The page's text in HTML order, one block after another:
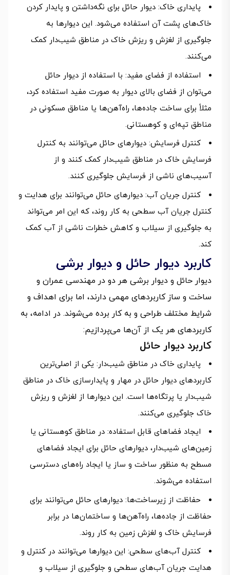
پایداری خاک: دیوار حائل برای نگه‌داشتن و پایدار کردن
خاک‌های پشت آن استفاده می‌شود. این دیوارها به
جلوگیری از لغزش و ریزش خاک در مناطق شیب‌دار کمک
می‌کنند.
استفاده از فضای مفید: با استفاده از دیوار حائل
می‌توان از فضای بالای دیوار به صورت مفید استفاده کرد،
مثلاً برای ساخت جاده‌ها، راه‌آهن‌ها یا مناطق مسکونی در
مناطق تپه‌ای و کوهستانی.
کنترل فرسایش: دیوارهای حائل می‌توانند به کنترل
فرسایش خاک در مناطق شیب‌دار کمک کنند و از
آسیب‌های ناشی از فرسایش جلوگیری کنند.
کنترل جریان آب: دیوارهای حائل می‌توانند برای هدایت و
کنترل جریان آب سطحی به کار روند، که این امر می‌تواند
به جلوگیری از سیلاب و کاهش خطرات ناشی از آب کمک
کند.
کاربرد دیوار حائل و دیوار برشی
دیوار حائل و دیوار برشی هر دو در مهندسی عمران و
ساخت و ساز کاربردهای مهمی دارند، اما برای اهداف و
شرایط مختلف طراحی و به کار برده می‌شوند. در ادامه، به
کاربردهای هر یک از آن‌ها می‌پردازیم:
کاربرد دیوار حائل
پایداری خاک در مناطق شیب‌دار: یکی از اصلی‌ترین
کاربردهای دیوار حائل در مهار و پایدارسازی خاک در مناطق
شیب‌دار یا پرتگاه‌ها است. این دیوارها از لغزش و ریزش
خاک جلوگیری می‌کنند.
ایجاد فضاهای قابل استفاده: در مناطق کوهستانی یا
زمین‌های شیب‌دار، دیوارهای حائل برای ایجاد فضاهای
مسطح به منظور ساخت و ساز یا ایجاد راه‌های دسترسی
استفاده می‌شوند.
حفاظت از زیرساخت‌ها: دیوارهای حائل می‌توانند برای
حفاظت از جاده‌ها، راه‌آهن‌ها و ساختمان‌ها در برابر
فرسایش خاک و لغزش زمین به کار روند.
کنترل آب‌های سطحی: این دیوارها می‌توانند در کنترل و
هدایت جریان آب‌های سطحی و جلوگیری از سیلاب و